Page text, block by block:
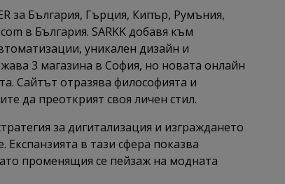
за България, Гърция, Кипър, Румъния,
в България. SARKK добавя към
уникален дизайн и
3 магазина в София, но новата онлайн
Сайтът отразява философията и
да преоткрият своя личен стил.
за дигитализация и изграждането
в тази сфера показва
променящия се пейзаж на модната